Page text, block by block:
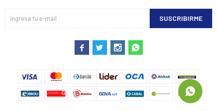
SUSCRIBIRME
   